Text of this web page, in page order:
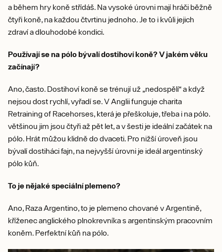
a během hry koně střídáš. Na vysoké úrovni mají hráči běžně
čtyři koně, na každou čtvrtinu jednoho. Je to i kvůli jejich
zdraví a dlouhodobé kondici.
Používají se na pólo bývalí dostihoví koně? V jakém věku
začínají?
Ano, často. Dostihoví koně se trénují už „nedospělí“ a když
nejsou dost rychlí, vyřadí se. V Anglii funguje charita
Retraining of Racehorses, která je přeškoluje, třeba i na pólo.
většinou jim jsou čtyři až pět let, a v šesti je ideální začátek na
pólo. Hrát můžou klidně do dvaceti. Pro nižší úroveň jsou
bývalí dostiháci fajn, na nejvyšší úrovni je ideál argentinský
pólo kůň.
To je nějaké speciální plemeno?
Ano, Raza Argentino, to je plemeno chované v Argentině,
kříženec anglického plnokrevníka s argentinským pracovním
koněm. Perfektní kůň na pólo.